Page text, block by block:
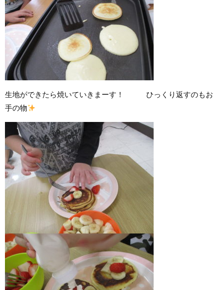
生地ができたら焼いていきまーす！ ひっくり返すのもお
手の物